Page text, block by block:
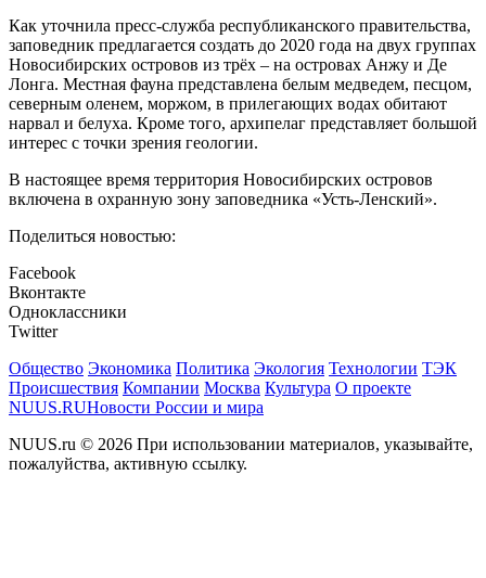
Как уточнила пресс-служба республиканского правительства,
заповедник предлагается создать до 2020 года на двух группах
Новосибирских островов из трёх – на островах Анжу и Де
Лонга. Местная фауна представлена белым медведем, песцом,
северным оленем, моржом, в прилегающих водах обитают
нарвал и белуха. Кроме того, архипелаг представляет большой
интерес с точки зрения геологии.
В настоящее время территория Новосибирских островов
включена в охранную зону заповедника «Усть-Ленский».
Поделиться новостью:
Facebook
Вконтакте
Одноклассники
Twitter
Общество Экономика Политика Экология Технологии ТЭК
Происшествия Компании Москва Культура О проекте
NUUS.RUНовости России и мира
NUUS.ru © 2026 При использовании материалов, указывайте,
пожалуйства, активную ссылку.